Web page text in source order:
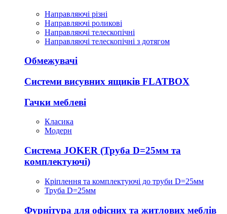
Направляючі різні
Направляючі роликові
Направляючі телескопічні
Направляючі телескопічні з дотягом
Обмежувачі
Системи висувних ящиків FLATBOX
Гачки меблеві
Класика
Модерн
Система JOKER (Труба D=25мм та
комплектуючі)
Кріплення та комплектуючі до труби D=25мм
Труба D=25мм
Фурнітура для офісних та житлових меблів